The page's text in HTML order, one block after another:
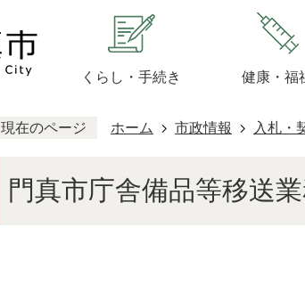
くらし・手続き 健康・福
現在のページ ホーム 市政情報 入札・
門真市庁舎備品等移送